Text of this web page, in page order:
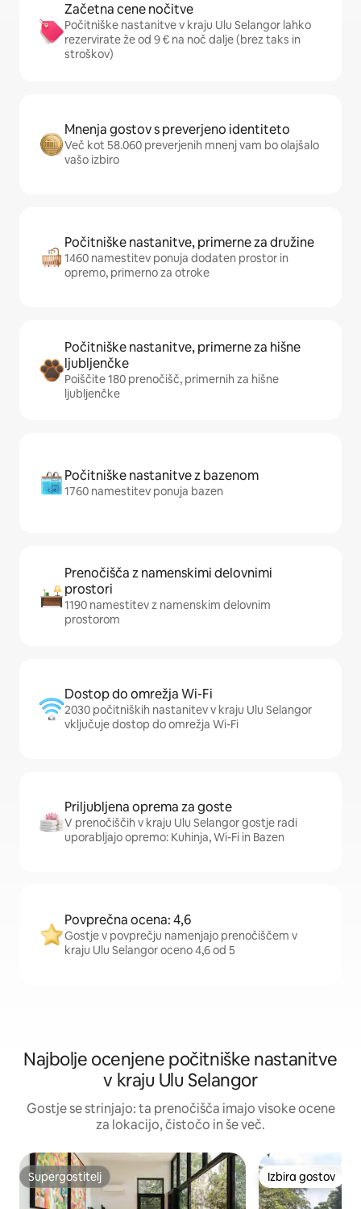
Začetna cene nočitve
Počitniške nastanitve v kraju Ulu Selangor lahko
rezervirate že od 9 € na noč dalje (brez taks in
stroškov)
Mnenja gostov s preverjeno identiteto
Več kot 58.060 preverjenih mnenj vam bo olajšalo
vašo izbiro
Počitniške nastanitve, primerne za družine
1460 namestitev ponuja dodaten prostor in
opremo, primerno za otroke
Počitniške nastanitve, primerne za hišne
ljubljenčke
Poiščite 180 prenočišč, primernih za hišne
ljubljenčke
Počitniške nastanitve z bazenom
1760 namestitev ponuja bazen
Prenočišča z namenskimi delovnimi
prostori
1190 namestitev z namenskim delovnim
prostorom
Dostop do omrežja Wi-Fi
2030 počitniških nastanitev v kraju Ulu Selangor
vključuje dostop do omrežja Wi-Fi
Priljubljena oprema za goste
V prenočiščih v kraju Ulu Selangor gostje radi
uporabljajo opremo: Kuhinja, Wi-Fi in Bazen
Povprečna ocena: 4,6
Gostje v povprečju namenjajo prenočiščem v
kraju Ulu Selangor oceno 4,6 od 5
Najbolje ocenjene počitniške nastanitve
v kraju Ulu Selangor
Gostje se strinjajo: ta prenočišča imajo visoke ocene
za lokacijo, čistočo in še več.
Supergostitelj
Supergostitelj Izbira gostov
Izbira gostov